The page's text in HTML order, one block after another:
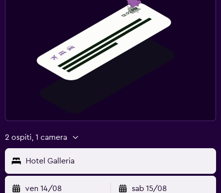
2 ospiti, 1 camera
Hotel Galleria
ven 14/08 sab 15/08